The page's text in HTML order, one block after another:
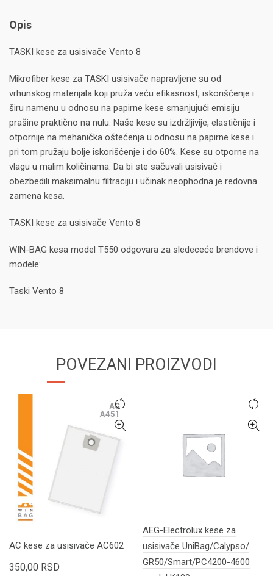
Opis
TASKI kese za usisivače Vento 8
Mikrofiber kese za TASKI usisivače napravljene su od
vrhunskog materijala koji pruža veću efikasnost, iskorišćenje i
širu namenu u odnosu na papirne kese smanjujući emisiju
prašine praktično na nulu. Naše kese su izdržljivije, elastičnije i
otpornije na mehanička oštećenja u odnosu na papirne kese i
pri tom pružaju bolje iskorišćenje i do 60%. Kese su otporne na
vlagu u malim količinama. Da bi ste sačuvali usisivač i
obezbedili maksimalnu filtraciju i učinak neophodna je redovna
zamena kesa.
TASKI kese za usisivače Vento 8
WIN-BAG kesa model T550 odgovara za sledeceće brendove i
modele:
Taski Vento 8
POVEZANI PROIZVODI
AC kese za usisivače AC602
350,00 RSD
AEG-Electrolux kese za
usisivače UniBag/Calypso/
GR50/Smart/PC4200-4600